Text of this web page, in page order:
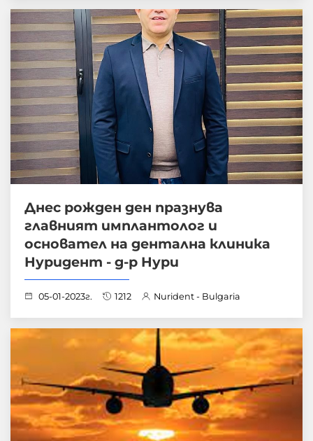
Днес рожден ден празнува
главният имплантолог и
основател на дентална клиника
Нуридент - д-р Нури
05-01-2023г. 1212 Nurident - Bulgaria